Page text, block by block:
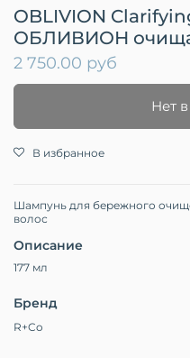
OBLIVION
ОБЛИВИОН
2 750.00 руб
Нет
В избранное
Шампунь для бережного
волос
Описание
177 мл
Бренд
R+Co